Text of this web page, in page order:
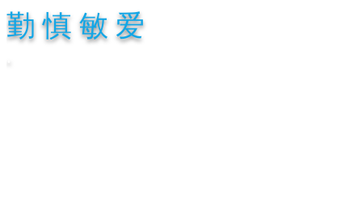
勤 慎 敏 爱